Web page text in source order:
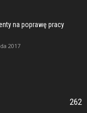
na poprawę pracy
2017
262